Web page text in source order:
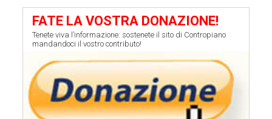
FATE LA VOSTRA DONAZIONE!
Tenete viva l’informazione: sostenete il sito di Contropiano
mandandoci il vostro contributo!